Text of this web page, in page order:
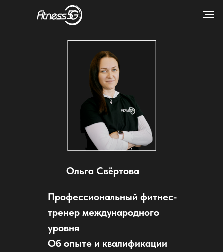
Ольга Свёртова
Профессиональный фитнес-
тренер международного
уровня
Об опыте и квалификации